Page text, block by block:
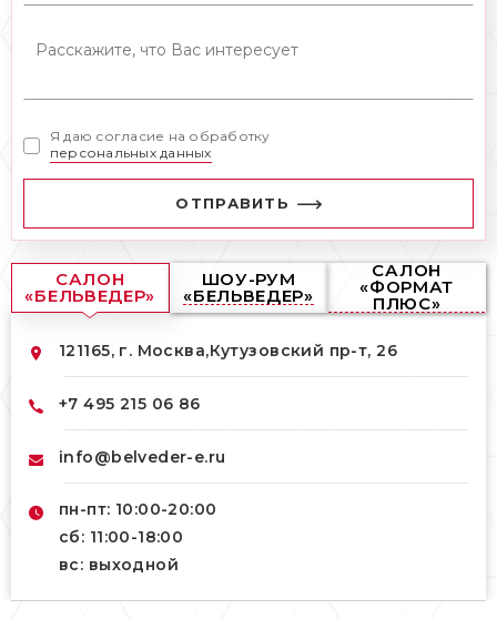
Я даю согласие на обработку
персональных данных
ОТПРАВИТЬ
САЛОН
«БЕЛЬВЕДЕР»
ШОУ-РУМ
«БЕЛЬВЕДЕР»
САЛОН
«ФОРМАТ
ПЛЮС»
121165, г. Москва,Кутузовский пр-т, 26
+7 495 215 06 86
info@belveder-e.ru
пн-пт: 10:00-20:00
сб: 11:00-18:00
вс: выходной